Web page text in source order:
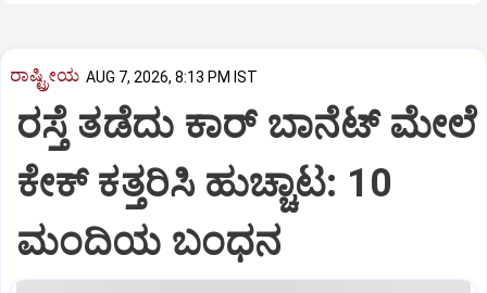
ರಾಷ್ಟ್ರೀಯ AUG 7, 2026, 8:13 PM IST
ರಸ್ತೆ ತಡೆದು ಕಾರ್ ಬಾನೆಟ್ ಮೇಲೆ
ಕೇಕ್ ಕತ್ತರಿಸಿ ಹುಚ್ಚಾಟ: 10
ಮಂದಿಯ ಬಂಧನ